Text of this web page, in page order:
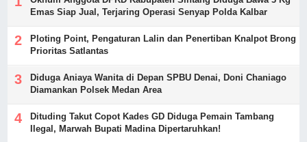
Emas Siap Jual, Terjaring Operasi Senyap Polda Kalbar
Ploting Point, Pengaturan Lalin dan Penertiban Knalpot Brong
Prioritas Satlantas
Diduga Aniaya Wanita di Depan SPBU Denai, Doni Chaniago
Diamankan Polsek Medan Area
Dituding Takut Copot Kades GD Diduga Pemain Tambang
Ilegal, Marwah Bupati Madina Dipertaruhkan!